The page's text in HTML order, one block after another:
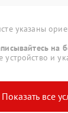
указаны
на
и
Показать все